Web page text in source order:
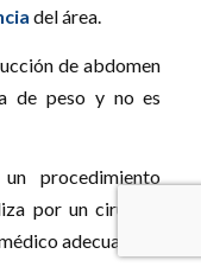
del área.
de abdomen
de peso y no es
procedimiento
por un cirujano
adecuado.